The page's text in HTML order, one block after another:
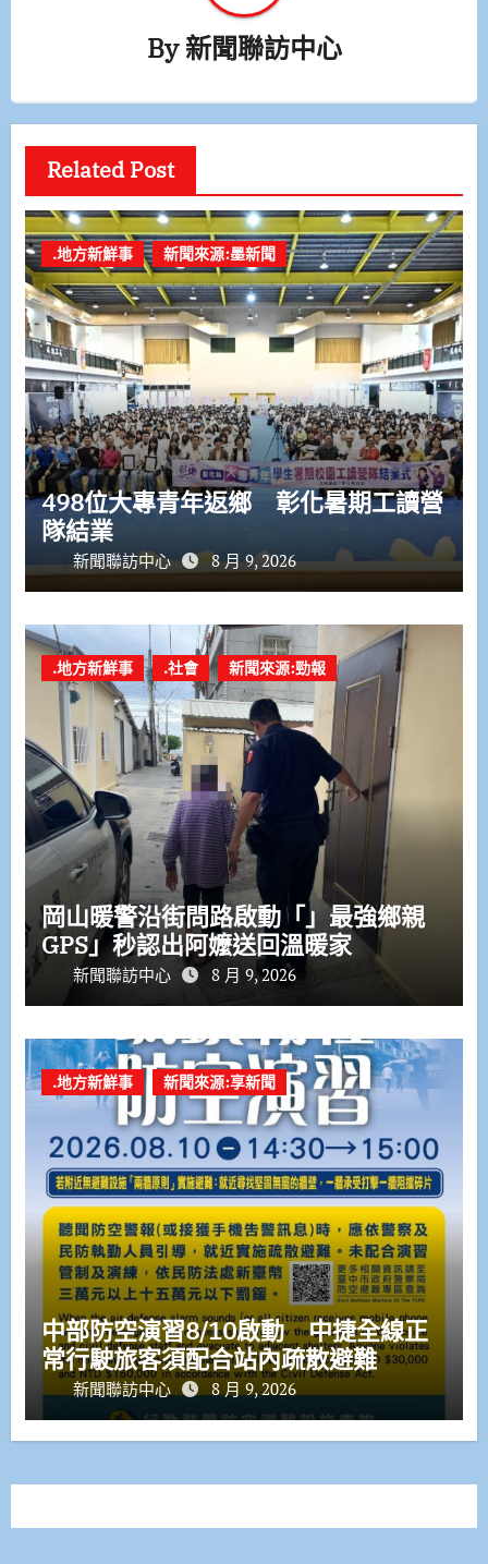
By新聞聯訪中心
Related Post
.地方新鮮事 新聞來源:墨新聞
498位大專青年返鄉 彰化暑期工讀營
隊結業
新聞聯訪中心 8 月 9, 2026
.地方新鮮事 .社會 新聞來源:勁報
岡山暖警沿街問路啟動「」最強鄉親
GPS」秒認出阿嬤送回溫暖家
新聞聯訪中心 8 月 9, 2026
.地方新鮮事 新聞來源:享新聞
中部防空演習8/10啟動 中捷全線正
常行駛旅客須配合站內疏散避難
新聞聯訪中心 8 月 9, 2026